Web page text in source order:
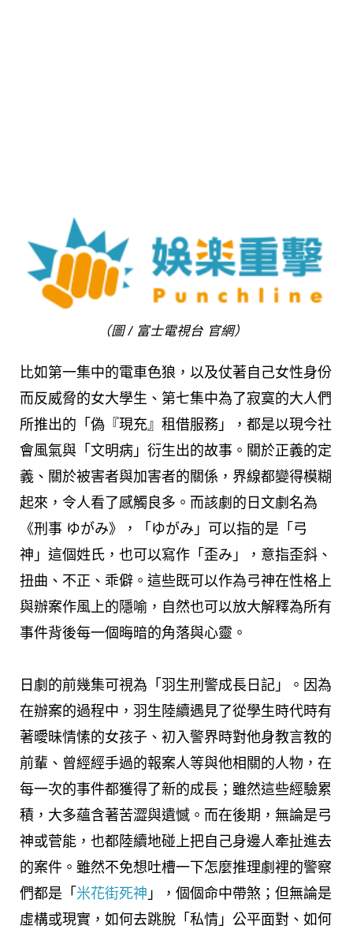
（圖 / 富士電視台 官網）
比如第一集中的電車色狼，以及仗著自己女性身份
而反威脅的女大學生、第七集中為了寂寞的大人們
所推出的「偽『現充』租借服務」，都是以現今社
會風氣與「文明病」衍生出的故事。關於正義的定
義、關於被害者與加害者的關係，界線都變得模糊
起來，令人看了感觸良多。而該劇的日文劇名為
《刑事 ゆがみ》，「ゆがみ」可以指的是「弓
神」這個姓氏，也可以寫作「歪み」，意指歪斜、
扭曲、不正、乖僻。這些既可以作為弓神在性格上
與辦案作風上的隱喻，自然也可以放大解釋為所有
事件背後每一個晦暗的角落與心靈。
日劇的前幾集可視為「羽生刑警成長日記」。因為
在辦案的過程中，羽生陸續遇見了從學生時代時有
著曖昧情愫的女孩子、初入警界時對他身教言教的
前輩、曾經經手過的報案人等與他相關的人物，在
每一次的事件都獲得了新的成長；雖然這些經驗累
積，大多蘊含著苦澀與遺憾。而在後期，無論是弓
神或菅能，也都陸續地碰上把自己身邊人牽扯進去
的案件。雖然不免想吐槽一下怎麼推理劇裡的警察
們都是「 米花街死神 」，個個命中帶煞；但無論是
虛構或現實，如何去跳脫「私情」公平面對、如何